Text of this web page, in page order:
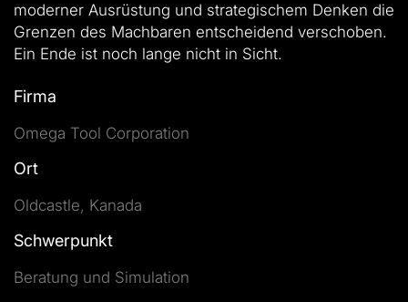
moderner Ausrüstung und strategischem Denken die
Grenzen des Machbaren entscheidend verschoben.
Ein Ende ist noch lange nicht in Sicht.
Firma
Omega Tool Corporation
Ort
Oldcastle, Kanada
Schwerpunkt
Beratung und Simulation